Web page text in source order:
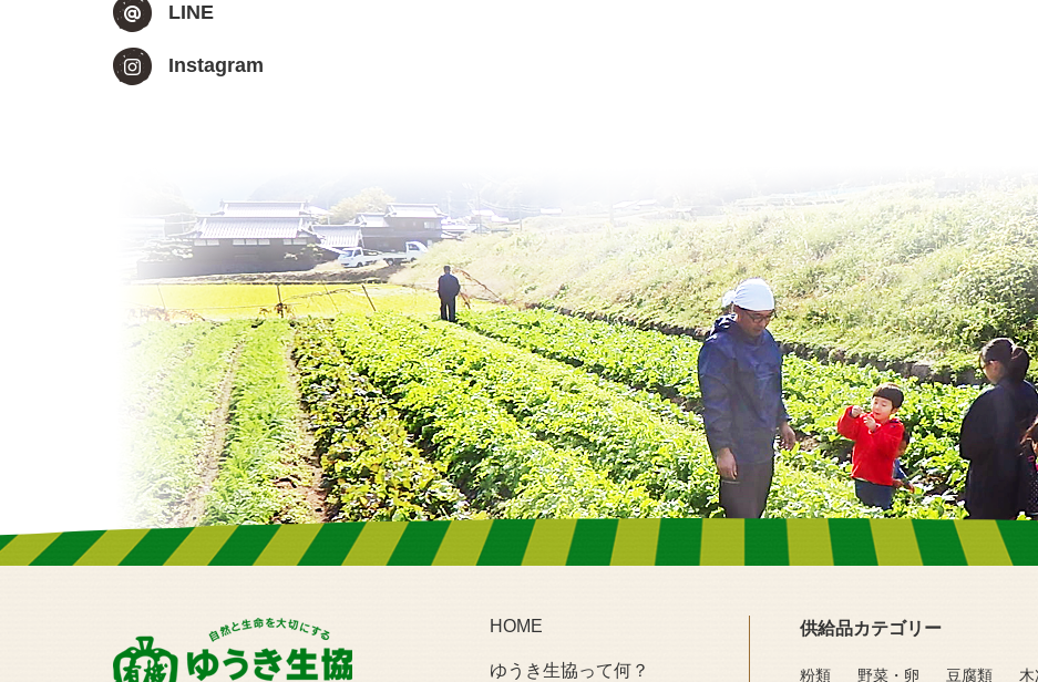
LINE
Instagram
HOME
ゆうき生協って何？
供給品カテゴリー
粉類 野菜・卵 豆腐類